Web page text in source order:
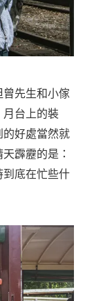
曾先生和小傢
月台上的裝
的好處當然就
霹靂的是：
到底在忙些什